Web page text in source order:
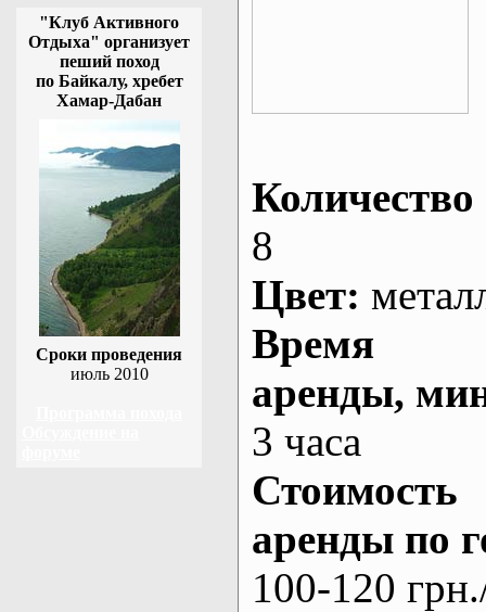
"Клуб Активного
Отдыха" организует
пеший поход
по Байкалу, хребет
Хамар-Дабан
Сроки проведения
июль 2010
Количество
8
Цвет:
Время
аренды,
3 часа
Стоимость
аренды по
100-120